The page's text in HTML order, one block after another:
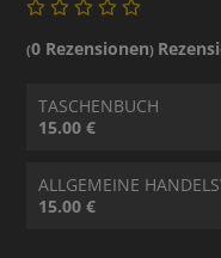
(0 Rezensionen)
TASCHENBUCH
15.00 €
ALLGEMEINE
15.00 €